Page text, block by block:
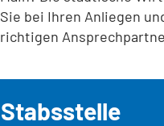
Sie bei Ihren Anliegen
richtigen
Stabsstelle